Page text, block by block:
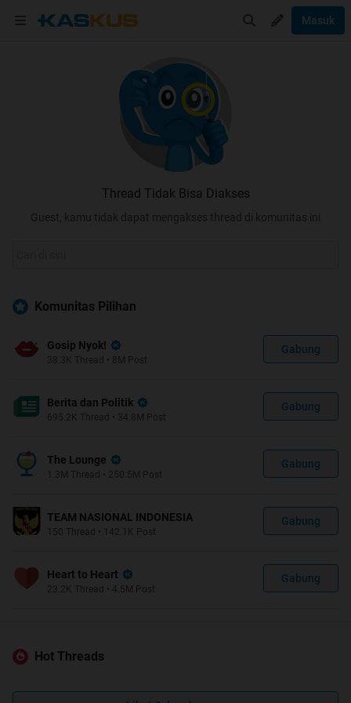
Masuk
Thread Tidak Bisa Diakses
Guest, kamu tidak dapat mengakses thread di komunitas ini
Komunitas Pilihan
Gosip Nyok!
38.3K Thread • 8M Post
Gabung
Berita dan Politik
695.2K Thread • 34.8M Post
Gabung
The Lounge
1.3M Thread • 250.5M Post
Gabung
TEAM NASIONAL INDONESIA
150 Thread • 142.1K Post
Gabung
Heart to Heart
23.2K Thread • 4.5M Post
Gabung
Hot Threads